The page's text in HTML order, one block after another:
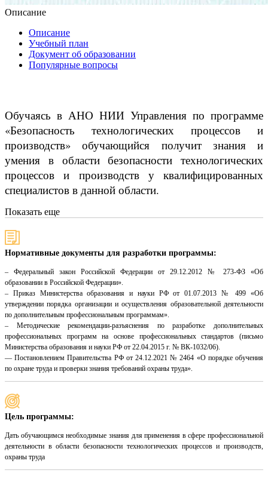
Описание
Описание
Учебный план
Документ об образовании
Популярные вопросы
Обучаясь в АНО НИИ Управления по программе
«Безопасность технологических процессов и
производств» обучающийся получит знания и
умения в области безопасности технологических
процессов и производств у квалифицированных
специалистов в данной области.
Показать еще
Нормативные документы для разработки программы:
– Федеральный закон Российской Федерации от 29.12.2012 № 273-ФЗ «Об
образовании в Российской Федерации».
– Приказ Министерства образования и науки РФ от 01.07.2013 № 499 «Об
утверждении порядка организации и осуществления образовательной деятельности
по дополнительным профессиональным программам».
– Методические рекомендации-разъяснения по разработке дополнительных
профессиональных программ на основе профессиональных стандартов (письмо
Министерства образования и науки РФ от 22.04.2015 г. № ВК-1032/06).
— Постановлением Правительства РФ от 24.12.2021 № 2464 «О порядке обучения
по охране труда и проверки знания требований охраны труда».
Цель программы:
Дать обучающимся необходимые знания для применения в сфере профессиональной
деятельности в области безопасности технологических процессов и производств,
охраны труда